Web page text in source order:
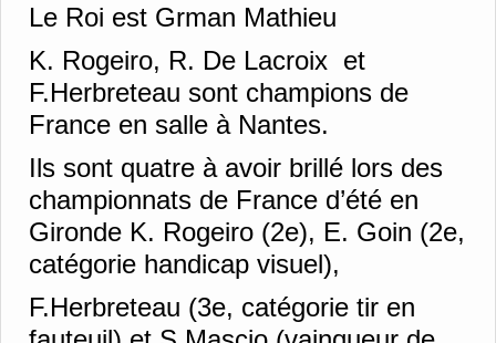
Le Roi est Grman Mathieu
K. Rogeiro, R. De Lacroix et
F.Herbreteau sont champions de
France en salle à Nantes.
Ils sont quatre à avoir brillé lors des
championnats de France d’été en
Gironde K. Rogeiro (2e), E. Goin (2e,
catégorie handicap visuel),
F.Herbreteau (3e, catégorie tir en